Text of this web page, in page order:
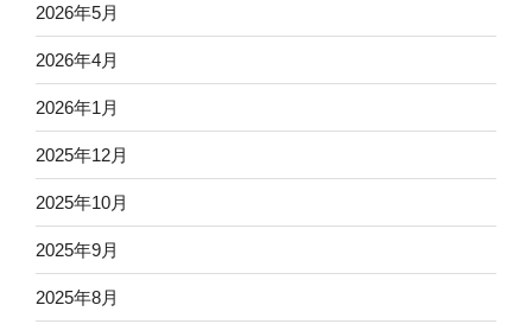
2026年5月
2026年4月
2026年1月
2025年12月
2025年10月
2025年9月
2025年8月